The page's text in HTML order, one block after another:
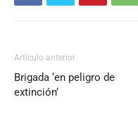
Artículo anterior
Brigada ‘en peligro de
extinción’